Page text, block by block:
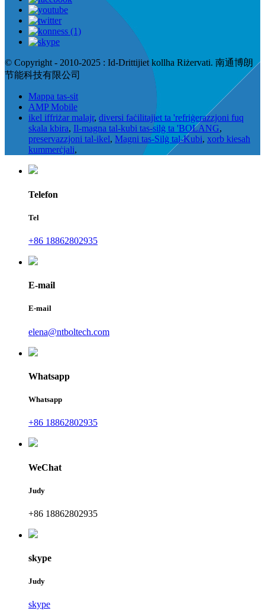
© Copyright - 2010-2025 : Id-Drittijiet kollha Riżervati. 南通博朗
节能科技有限公司
Mappa tas-sit
AMP Mobile
ikel iffriżar malajr, diversi faċilitajiet ta 'refriġerazzjoni fuq
skala kbira, Il-magna tal-kubi tas-silġ ta 'BOLANG,
preservazzjoni tal-ikel, Magni tas-Silġ tal-Kubi, xorb kiesaħ
kummerċjali,
Telefon
Tel
+86 18862802935
E-mail
E-mail
elena@ntboltech.com
Whatsapp
Whatsapp
+86 18862802935
WeChat
Judy
+86 18862802935
skype
Judy
skype